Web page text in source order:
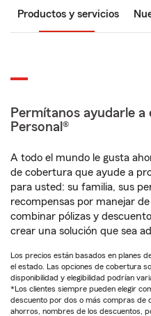
Productos y servicios
Permítanos ayudarle a
Personal®
A todo el mundo le gusta
de cobertura que ayude a
para usted: su familia, sus
recompensas por manejar
combinar pólizas y
crear una solución que sea
Los precios están basados en planes
el estado. Las opciones de cobertura
disponibilidad y elegibilidad podrían
*Los clientes siempre pueden elegir
descuento por dos o más compras de
ahorros, nombres de los descuentos,